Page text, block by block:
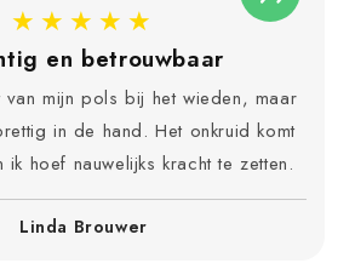
★★★★★
en betrouwbaar
van mijn pols bij het wieden, maar
in de hand. Het onkruid komt
ik hoef nauwelijks kracht te zetten.
Linda Brouwer